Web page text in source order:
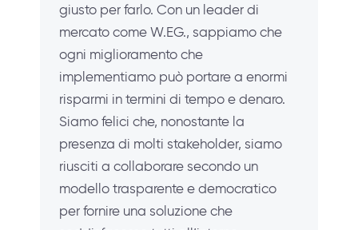
giusto per farlo. Con un leader di
mercato come W.EG., sappiamo che
ogni miglioramento che
implementiamo può portare a enormi
risparmi in termini di tempo e denaro.
Siamo felici che, nonostante la
presenza di molti stakeholder, siamo
riusciti a collaborare secondo un
modello trasparente e democratico
per fornire una soluzione che